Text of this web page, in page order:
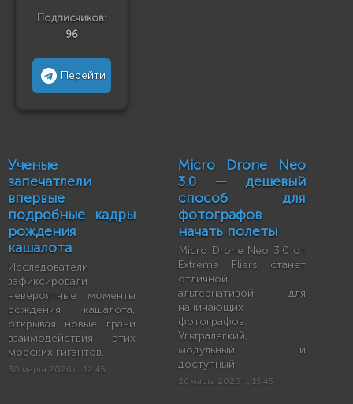
Подписчиков:
96
Перейти
Ученые
запечатлели
впервые
подробные кадры
рождения
кашалота
Исследователи
зафиксировали
невероятные моменты
рождения кашалота,
открывая новые грани
взаимодействия этих
морских гигантов.
30 марта 2026 г., 12:45
Micro Drone Neo
3.0 — дешевый
способ для
фотографов
начать полеты
Micro Drone Neo 3.0 от
Extreme Fliers станет
отличной
альтернативой для
начинающих
фотографов.
Ультралегкий,
модульный и
доступный.
26 марта 2026 г., 15:45